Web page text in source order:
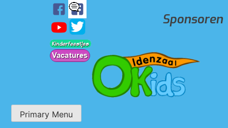
Sponsoren
Primary Menu